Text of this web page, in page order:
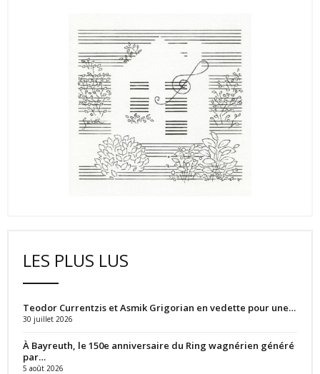
LES PLUS LUS
Teodor Currentzis et Asmik Grigorian en vedette pour une…
30 juillet 2026
À Bayreuth, le 150e anniversaire du Ring wagnérien généré
par…
5 août 2026